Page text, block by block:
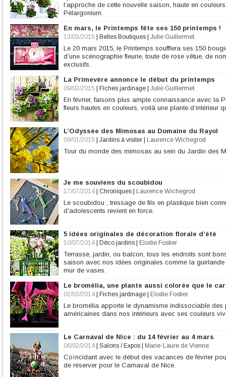
l’approche de cette nouvelle saison, haute en
Pélargonium.
En mars, le Printemps fête ses 150 printemps !
13/03/2015 Belles Boutiques Julie Guillermet
Le 20 mars 2015, le Printemps soufflera ses 150
d’une scénographie fleurie, toute de rose vêtue, de
exclusifs.
La Primevère annonce le début du printemps
09/02/2015 Fiches jardinage Julie Guillermet
En février, faisons plus ample connaissance avec la
fleurs hautes en couleurs, voilà une plante d’intérieur
L’Odyssée des Mimosas au Domaine du Rayol
09/01/2015 Jardins à visiter Laurence Wichegrod
Tour du monde des mimosas au sein du Jardin des
Je me souviens du scoubidou
17/07/2014 Chroniques Laurence Wichegrod
Le scoubidou , tressage de fils en plastique bien
d’adolescents revient en force.
5 idées originales de décoration florale d’été
10/07/2014 Déco jardins Elodie Fostier
Terrasse, jardin, ou balcon, tous les endroits sont
saison avec nos idées originales comme la
mur de vases.
Le bromélia, une plante aussi colorée que le
02/03/2014 Fiches jardinage Elodie Fostier
Le bromélia apporte le dynamisme indissociable
américaines dans nos intérieurs avec ses couleurs
Le Carnaval de Nice : du 14 février au 4 mars
06/02/2014 Salons / Expos Marie-Laure de Vienne
Coïncidant avec le début des vacances de février
de réserver pour le Carnaval de Nice.